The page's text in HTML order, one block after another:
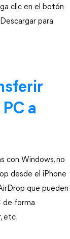
clic en el botón
para
a
con Windows, no
desde el iPhone
que pueden
de forma
etc.